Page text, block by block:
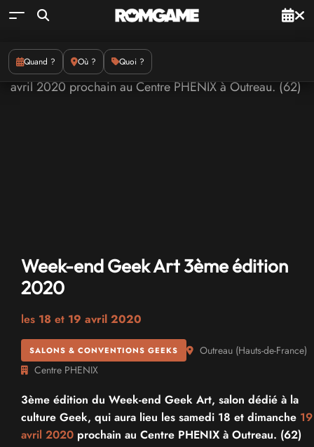
Quand ? Où ? Quoi ?
Week-end Geek Art 3ème édition
2020
les 18 et 19 avril 2020
SALONS & CONVENTIONS GEEKS Outreau (Hauts-de-France)
Centre PHENIX
3ème édition du Week-end Geek Art, salon dédié à la
culture Geek, qui aura lieu les samedi 18 et dimanche 19
avril 2020 prochain au Centre PHENIX à Outreau. (62)